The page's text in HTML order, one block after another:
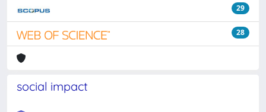
29
28
social impact